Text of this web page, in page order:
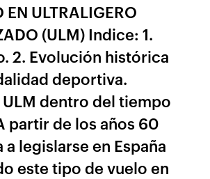
EN ULTRALIGERO
(ULM) Indice: 1.
2. Evolución histórica
deportiva.
dentro del tiempo
partir de los años 60
legislarse en España
este tipo de vuelo en